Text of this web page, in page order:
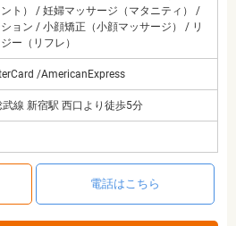
ント） / 妊婦マッサージ（マタニティ） /
ョン / 小顔矯正（小顔マッサージ） / リ
ー（リフレ）
/AmericanExpress
武線 新宿駅 西口より徒歩5分
電話はこちら